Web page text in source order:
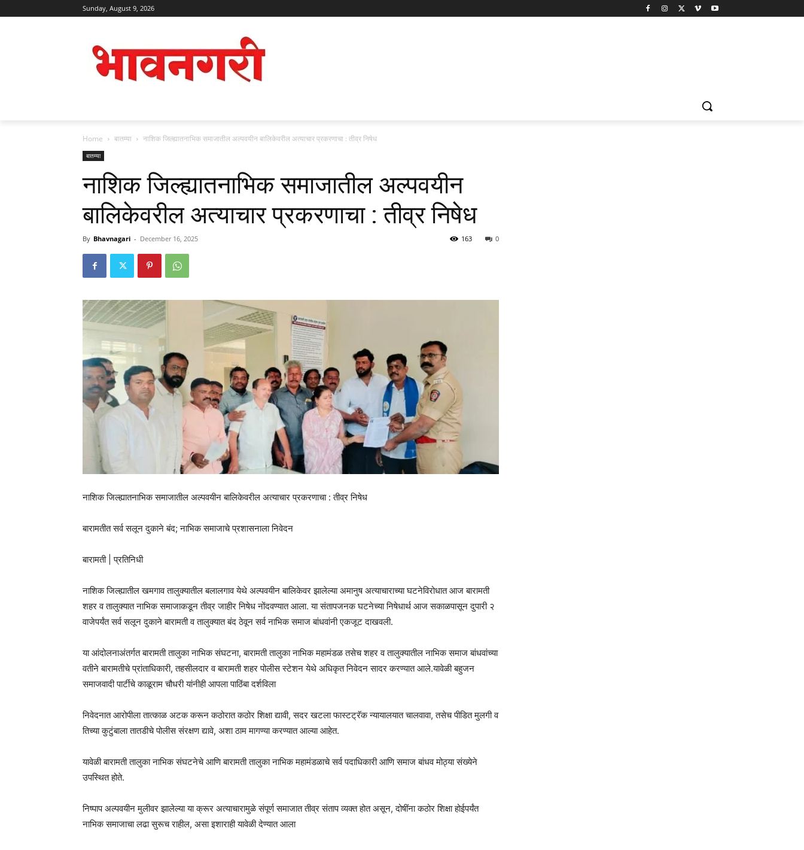
Sunday, August 9, 2026
Home बातम्या नाशिक जिल्ह्यातनाभिक समाजातील अल्पवयीन बालिकेवरील अत्याचार प्रकरणाचा : तीव्र निषेध
बातम्या
नाशिक जिल्ह्यातनाभिक समाजातील अल्पवयीन
बालिकेवरील अत्याचार प्रकरणाचा : तीव्र निषेध
By Bhavnagari - December 16, 2025 0
163
नाशिक जिल्ह्यातनाभिक समाजातील अल्पवयीन बालिकेवरील अत्याचार प्रकरणाचा : तीव्र निषेध
बारामतीत सर्व सलून दुकाने बंद; नाभिक समाजाचे प्रशासनाला निवेदन
बारामती | प्रतिनिधी
नाशिक जिल्ह्यातील खमगाव तालुक्यातील बलालगाव येथे अल्पवयीन बालिकेवर झालेल्या अमानुष अत्याचाराच्या घटनेविरोधात आज बारामती
शहर व तालुक्यात नाभिक समाजाकडून तीव्र जाहीर निषेध नोंदवण्यात आला. या संतापजनक घटनेच्या निषेधार्थ आज सकाळपासून दुपारी २
वाजेपर्यंत सर्व सलून दुकाने बारामती व तालुक्यात बंद ठेवून सर्व नाभिक समाज बांधवांनी एकजूट दाखवली.
या आंदोलनाअंतर्गत बारामती तालुका नाभिक संघटना, बारामती तालुका नाभिक महामंडळ तसेच शहर व तालुक्यातील नाभिक समाज बांधवांच्या
वतीने बारामतीचे प्रांताधिकारी, तहसीलदार व बारामती शहर पोलीस स्टेशन येथे अधिकृत निवेदन सादर करण्यात आले.यावेळी बहुजन
समाजवादी पार्टीचे काळूराम चौधरी यांनीही आपला पाठिंबा दर्शविला
निवेदनात आरोपीला तात्काळ अटक करून कठोरात कठोर शिक्षा द्यावी, सदर खटला फास्टट्रॅक न्यायालयात चालवावा, तसेच पीडित मुलगी व
तिच्या कुटुंबाला तातडीचे पोलीस संरक्षण द्यावे, अशा ठाम मागण्या करण्यात आल्या आहेत.
यावेळी बारामती तालुका नाभिक संघटनेचे आणि बारामती तालुका नाभिक महामंडळाचे सर्व पदाधिकारी आणि समाज बांधव मोठ्या संख्येने
उपस्थित होते.
निष्पाप अल्पवयीन मुलीवर झालेल्या या क्रूर अत्याचारामुळे संपूर्ण समाजात तीव्र संताप व्यक्त होत असून, दोषींना कठोर शिक्षा होईपर्यंत
नाभिक समाजाचा लढा सुरूच राहील, असा इशाराही यावेळी देण्यात आला